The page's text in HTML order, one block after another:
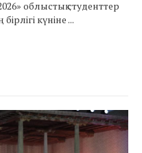
облыстық студенттер
күніне ...